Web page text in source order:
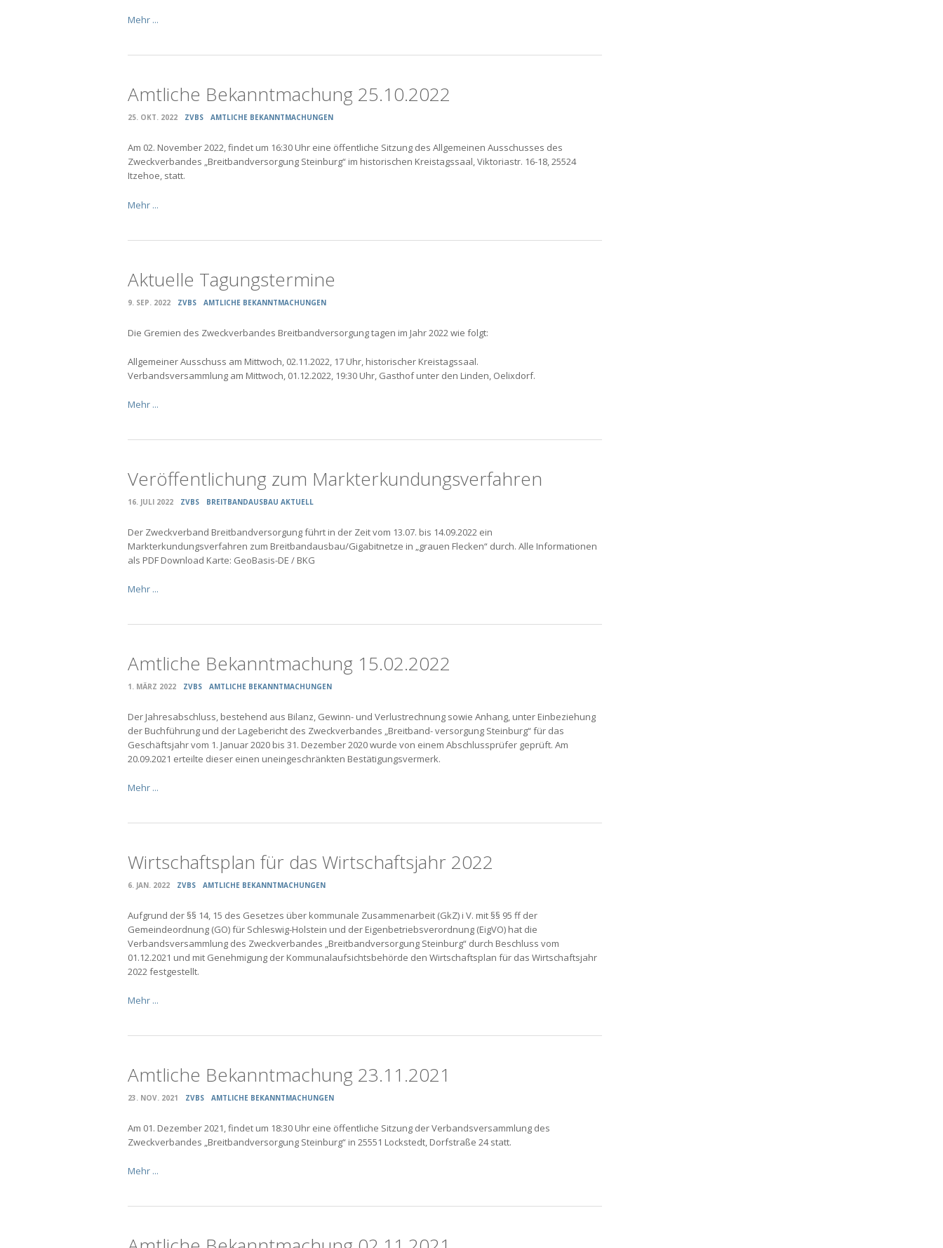
Mehr ...
Amtliche Bekanntmachung 25.10.2022
25. OKT. 2022 ZVBS AMTLICHE BEKANNTMACHUNGEN
Am 02. November 2022, findet um 16:30 Uhr eine öffentliche Sitzung des Allgemeinen Ausschusses des
Zweckverbandes „Breitbandversorgung Steinburg“ im historischen Kreistagssaal, Viktoriastr. 16-18, 25524
Itzehoe, statt.
Mehr ...
Aktuelle Tagungstermine
9. SEP. 2022 ZVBS AMTLICHE BEKANNTMACHUNGEN
Die Gremien des Zweckverbandes Breitbandversorgung tagen im Jahr 2022 wie folgt:
Allgemeiner Ausschuss am Mittwoch, 02.11.2022, 17 Uhr, historischer Kreistagssaal.
Verbandsversammlung am Mittwoch, 01.12.2022, 19:30 Uhr, Gasthof unter den Linden, Oelixdorf.
Mehr ...
Veröffentlichung zum Markterkundungsverfahren
16. JULI 2022 ZVBS BREITBANDAUSBAU AKTUELL
Der Zweckverband Breitbandversorgung führt in der Zeit vom 13.07. bis 14.09.2022 ein
Markterkundungsverfahren zum Breitbandausbau/Gigabitnetze in „grauen Flecken“ durch. Alle Informationen
als PDF Download Karte: GeoBasis-DE / BKG
Mehr ...
Amtliche Bekanntmachung 15.02.2022
1. MÄRZ 2022 ZVBS AMTLICHE BEKANNTMACHUNGEN
Der Jahresabschluss, bestehend aus Bilanz, Gewinn- und Verlustrechnung sowie Anhang, unter Einbeziehung
der Buchführung und der Lagebericht des Zweckverbandes „Breitband- versorgung Steinburg“ für das
Geschäftsjahr vom 1. Januar 2020 bis 31. Dezember 2020 wurde von einem Abschlussprüfer geprüft. Am
20.09.2021 erteilte dieser einen uneingeschränkten Bestätigungsvermerk.
Mehr ...
Wirtschaftsplan für das Wirtschaftsjahr 2022
6. JAN. 2022 ZVBS AMTLICHE BEKANNTMACHUNGEN
Aufgrund der §§ 14, 15 des Gesetzes über kommunale Zusammenarbeit (GkZ) i V. mit §§ 95 ff der
Gemeindeordnung (GO) für Schleswig-Holstein und der Eigenbetriebsverordnung (EigVO) hat die
Verbandsversammlung des Zweckverbandes „Breitbandversorgung Steinburg“ durch Beschluss vom
01.12.2021 und mit Genehmigung der Kommunalaufsichtsbehörde den Wirtschaftsplan für das Wirtschaftsjahr
2022 festgestellt.
Mehr ...
Amtliche Bekanntmachung 23.11.2021
23. NOV. 2021 ZVBS AMTLICHE BEKANNTMACHUNGEN
Am 01. Dezember 2021, findet um 18:30 Uhr eine öffentliche Sitzung der Verbandsversammlung des
Zweckverbandes „Breitbandversorgung Steinburg“ in 25551 Lockstedt, Dorfstraße 24 statt.
Mehr ...